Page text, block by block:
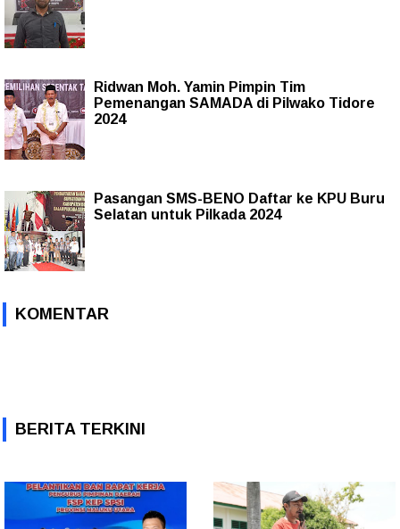
Ridwan Moh. Yamin Pimpin Tim
Pemenangan SAMADA di Pilwako Tidore
2024
Pasangan SMS-BENO Daftar ke KPU Buru
Selatan untuk Pilkada 2024
KOMENTAR
BERITA TERKINI